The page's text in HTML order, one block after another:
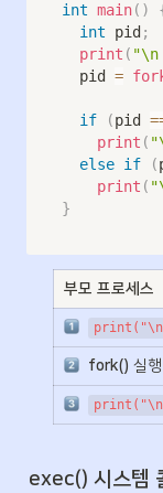
int main( )
int pid ;
print ( "\n
	pid
=
if (pid
print (
else if (
print (
}
부모 프로세스
print("\n
fork() 실행
exec() 시스